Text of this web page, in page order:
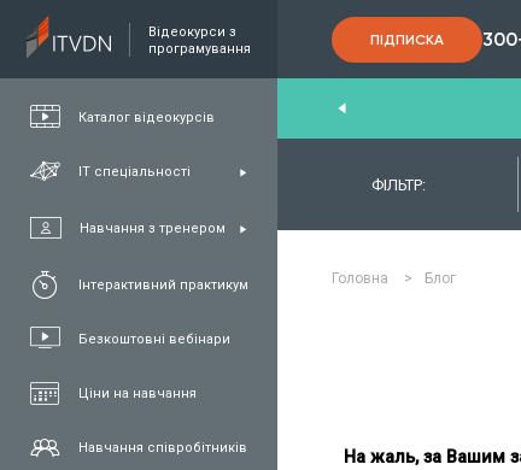
Відеокурси з
програмування
Каталог відеокурсів
ІТ спеціальності
Навчання з тренером
Інтерактивний практикум
Безкоштовні вебінари
Ціни на навчання
Навчання співробітників
ПІДПИСКА
FullStack C#/.NET Java
ФІЛЬТР:
Головна > Блог
На жаль, за Вашим